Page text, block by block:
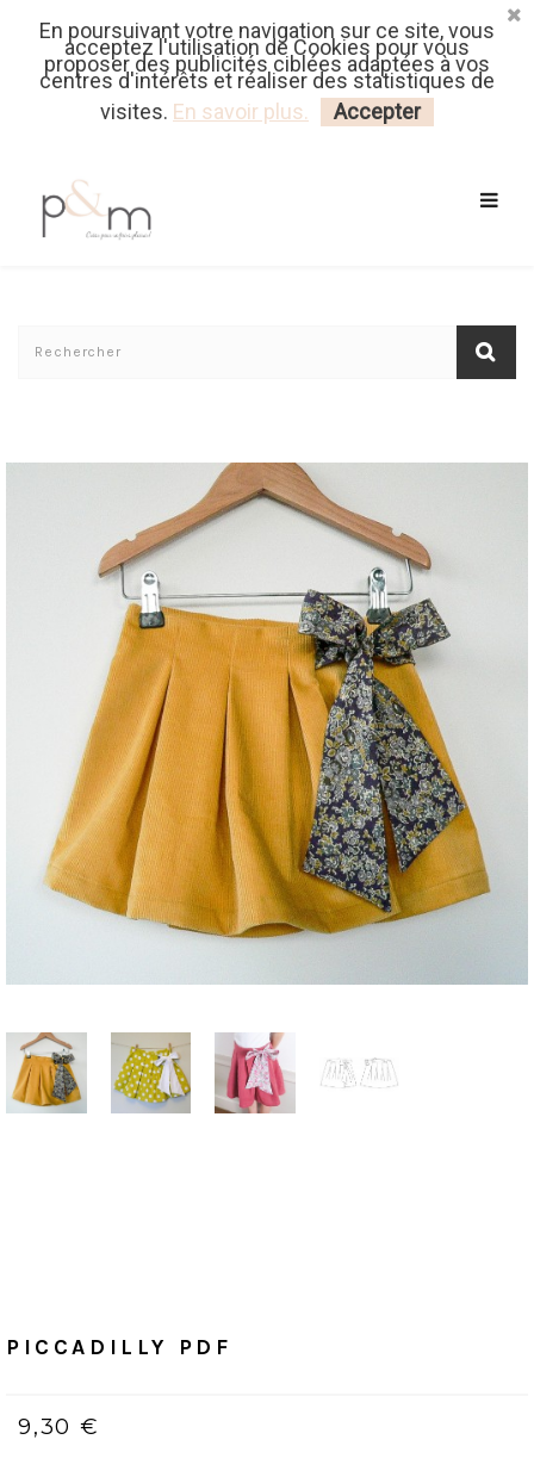
Fr| En Euro | USD
MON PANIER CONNECTEZ-VOUS
PICCADILLY PDF
9,30 €
En poursuivant votre navigation sur ce site, vous
acceptez l'utilisation de Cookies pour vous
proposer des publicités ciblées adaptées à vos
centres d'intérêts et réaliser des statistiques de
visites. En savoir plus. Accepter